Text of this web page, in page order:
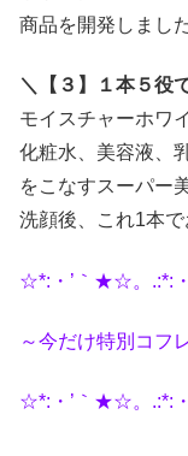
商品を開発しました
＼【３】１本５役
モイスチャーホワ
化粧水、美容液、
をこなすスーパー
洗顔後、これ1本
☆*:・’｀★☆。.:*:
～今だけ特別コフ
☆*:・’｀★☆。.:*: